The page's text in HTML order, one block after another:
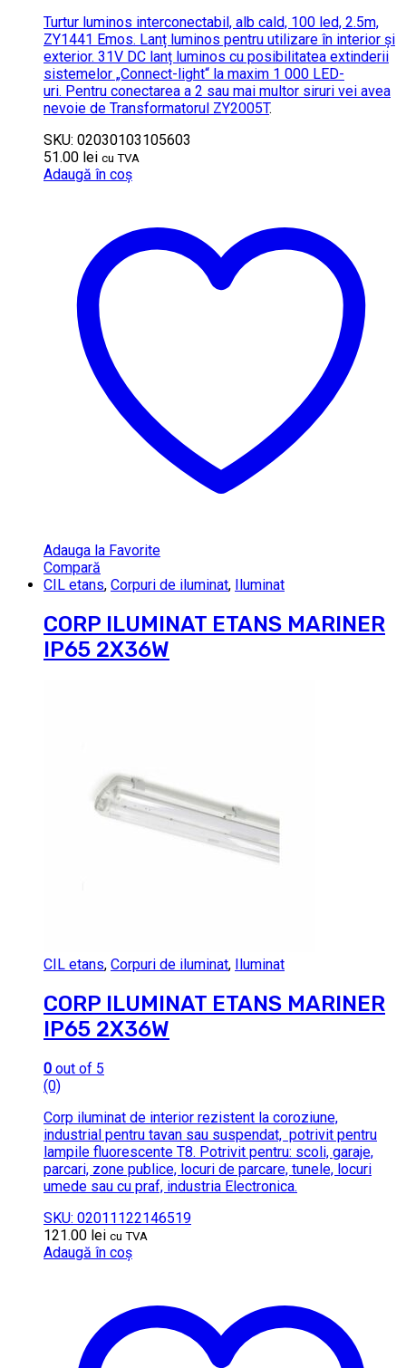
Turtur luminos interconectabil, alb cald, 100 led, 2.5m,
ZY1441 Emos. Lanț luminos pentru utilizare în interior și
exterior. 31V DC lanț luminos cu posibilitatea extinderii
sistemelor „Connect-light“ la maxim 1 000 LED-
uri. Pentru conectarea a 2 sau mai multor siruri vei avea
nevoie de Transformatorul ZY2005T.
SKU: 02030103105603
51.00 lei cu TVA
Adaugă în coș
Adauga la Favorite
Compară
CIL etans, Corpuri de iluminat, Iluminat
CORP ILUMINAT ETANS MARINER
IP65 2X36W
CIL etans, Corpuri de iluminat, Iluminat
CORP ILUMINAT ETANS MARINER
IP65 2X36W
0 out of 5
(0)
Corp iluminat de interior rezistent la coroziune,
industrial pentru tavan sau suspendat, potrivit pentru
lampile fluorescente T8. Potrivit pentru: scoli, garaje,
parcari, zone publice, locuri de parcare, tunele, locuri
umede sau cu praf, industria Electronica.
SKU: 02011122146519
121.00 lei cu TVA
Adaugă în coș